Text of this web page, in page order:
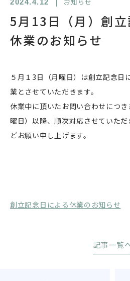
5月13日（月）創立
休業のお知らせ
2024.4.12
５月１3日（月曜日）は創立記念日
業とさせていただきます。
休業中に頂いたお問い合わせにつ
曜日）以降、順次対応させていた
どお願い申し上げます。
創立記念日による休業のお知らせ
記事一覧